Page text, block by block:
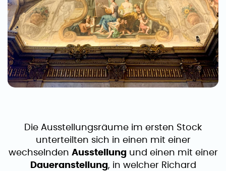
Die Ausstellungsräume im ersten Stock
unterteilten sich in einen mit einer
wechselnden Ausstellungund einen mit einer
Daueranstellung, in welcher Richard